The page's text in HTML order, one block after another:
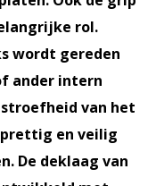
rol.
wordt gereden
ander intern
van het
en veilig
De deklaag van